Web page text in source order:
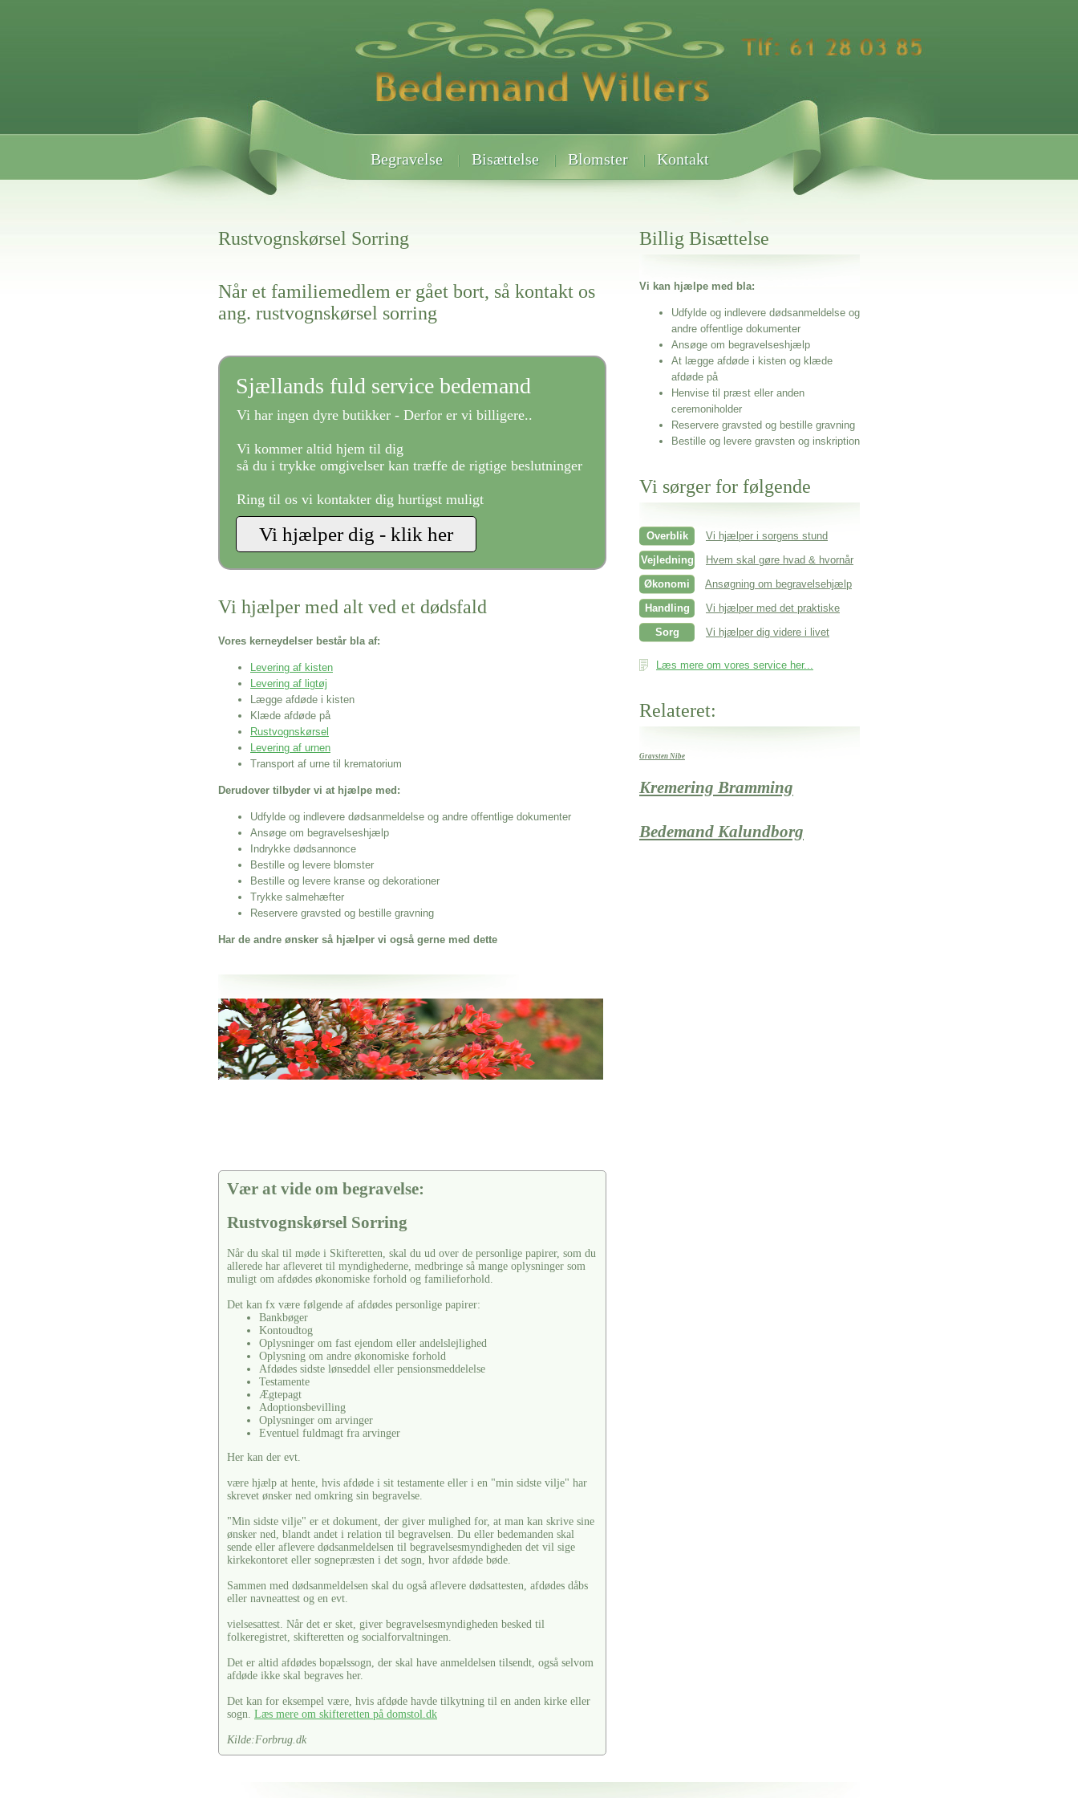
Begravelse Bisættelse Blomster Kontakt
Rustvognskørsel Sorring
Når et familiemedlem er gået bort, så kontakt os
ang. rustvognskørsel sorring
Sjællands fuld service bedemand
Vi har ingen dyre butikker - Derfor er vi billigere..
Vi kommer altid hjem til dig
så du i trykke omgivelser kan træffe de rigtige beslutninger
Ring til os vi kontakter dig hurtigst muligt
Vi hjælper med alt ved et dødsfald
Vores kerneydelser består bla af:
Levering af kisten
Levering af ligtøj
Lægge afdøde i kisten
Klæde afdøde på
Rustvognskørsel
Levering af urnen
Transport af urne til krematorium
Derudover tilbyder vi at hjælpe med:
Udfylde og indlevere dødsanmeldelse og andre offentlige dokumenter
Ansøge om begravelseshjælp
Indrykke dødsannonce
Bestille og levere blomster
Bestille og levere kranse og dekorationer
Trykke salmehæfter
Reservere gravsted og bestille gravning
Har de andre ønsker så hjælper vi også gerne med dette
Her hos os får du altid en god afslutning når det gælder
Rustvognskørsel Sorring
vi hjælper i alle faser af begravelsel
Vær at vide om begravelse:
Rustvognskørsel Sorring
Når du skal til møde i Skifteretten, skal du ud over de personlige papirer, som du
allerede har afleveret til myndighederne, medbringe så mange oplysninger som
muligt om afdødes økonomiske forhold og familieforhold.
Det kan fx være følgende af afdødes personlige papirer:
Bankbøger
Kontoudtog
Oplysninger om fast ejendom eller andelslejlighed
Oplysning om andre økonomiske forhold
Afdødes sidste lønseddel eller pensionsmeddelelse
Testamente
Ægtepagt
Adoptionsbevilling
Oplysninger om arvinger
Eventuel fuldmagt fra arvinger
Her kan der evt.
være hjælp at hente, hvis afdøde i sit testamente eller i en "min sidste vilje" har
skrevet ønsker ned omkring sin begravelse.
"Min sidste vilje" er et dokument, der giver mulighed for, at man kan skrive sine
ønsker ned, blandt andet i relation til begravelsen. Du eller bedemanden skal
sende eller aflevere dødsanmeldelsen til begravelsesmyndigheden det vil sige
kirkekontoret eller sognepræsten i det sogn, hvor afdøde bøde.
Sammen med dødsanmeldelsen skal du også aflevere dødsattesten, afdødes dåbs
eller navneattest og en evt.
vielsesattest. Når det er sket, giver begravelsesmyndigheden besked til
folkeregistret, skifteretten og socialforvaltningen.
Det er altid afdødes bopælssogn, der skal have anmeldelsen tilsendt, også selvom
afdøde ikke skal begraves her.
Det kan for eksempel være, hvis afdøde havde tilkytning til en anden kirke eller
sogn. Læs mere om skifteretten på domstol.dk
Kilde:Forbrug.dk
Billig Bisættelse
Vi kan hjælpe med bla:
Udfylde og indlevere dødsanmeldelse og
andre offentlige dokumenter
Ansøge om begravelseshjælp
At lægge afdøde i kisten og klæde
afdøde på
Henvise til præst eller anden
ceremoniholder
Reservere gravsted og bestille gravning
Bestille og levere gravsten og inskription
Vi sørger for følgende
Overblik
Vi hjælper i sorgens stund
Vejledning
Hvem skal gøre hvad & hvornår
Økonomi
Ansøgning om begravelsehjælp
Handling
Vi hjælper med det praktiske
Sorg
Vi hjælper dig videre i livet
Læs mere om vores service her...
Relateret:
Gravsten Nibe
Kremering Bramming
Bedemand Kalundborg